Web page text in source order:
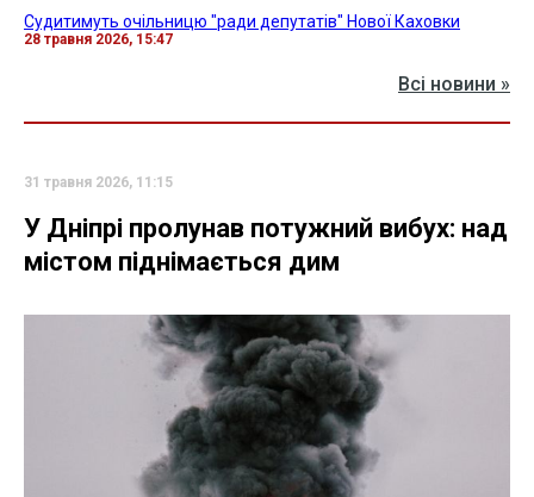
Судитимуть очільницю "ради депутатів" Нової Каховки
28 травня 2026, 15:47
Всі новини »
31 травня 2026, 11:15
У Дніпрі пролунав потужний вибух: над
містом піднімається дим